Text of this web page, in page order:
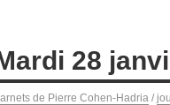
28
de Pierre Cohen-Hadria /